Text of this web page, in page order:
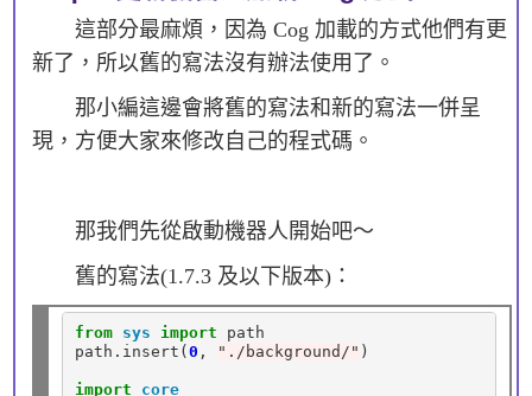
這部分最麻煩，因為 Cog 加載的方式他們有更
新了，所以舊的寫法沒有辦法使用了。
那小編這邊會將舊的寫法和新的寫法一併呈
現，方便大家來修改自己的程式碼。
那我們先從啟動機器人開始吧～
舊的寫法(1.7.3 及以下版本)：
from sys import path
path . insert( 0 , "./background/" )
import
core